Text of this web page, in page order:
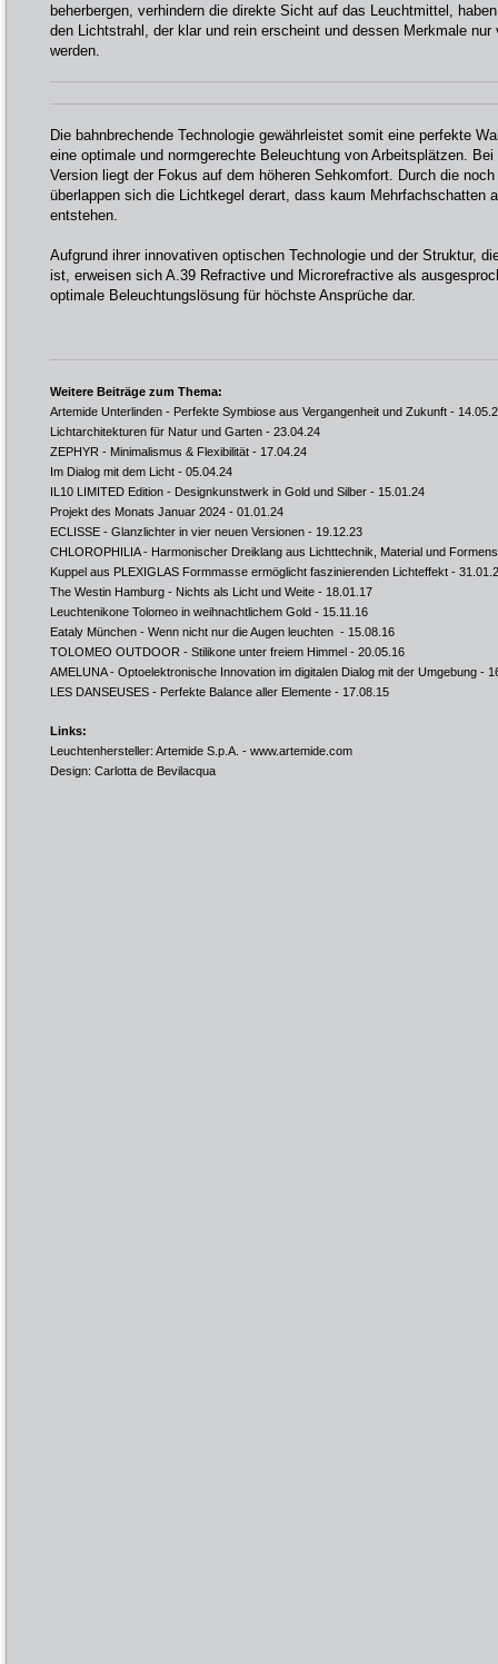
beherbergen, verhindern die direkte Sicht auf das Leuchtmittel,
den Lichtstrahl, der klar und rein erscheint und dessen Merkmale
werden.
Die bahnbrechende Technologie gewährleistet somit eine perfekte
eine optimale und normgerechte Beleuchtung von Arbeitsplätzen.
Version liegt der Fokus auf dem höheren Sehkomfort. Durch die
überlappen sich die Lichtkegel derart, dass kaum Mehrfachschatten
entstehen.
Aufgrund ihrer innovativen optischen Technologie und der Struktur,
ist, erweisen sich A.39 Refractive und Microrefractive als
optimale Beleuchtungslösung für höchste Ansprüche dar.
Weitere Beiträge zum Thema:
Artemide Unterlinden - Perfekte Symbiose aus Vergangenheit und Zukunft -
Lichtarchitekturen für Natur und Garten - 23.04.24
ZEPHYR - Minimalismus & Flexibilität - 17.04.24
Im Dialog mit dem Licht - 05.04.24
IL10 LIMITED Edition - Designkunstwerk in Gold und Silber - 15.01.24
Projekt des Monats Januar 2024 - 01.01.24
ECLISSE - Glanzlichter in vier neuen Versionen - 19.12.23
CHLOROPHILIA - Harmonischer Dreiklang aus Lichttechnik, Material und
Kuppel aus PLEXIGLAS Formmasse ermöglicht faszinierenden Lichteffekt -
The Westin Hamburg - Nichts als Licht und Weite - 18.01.17
Leuchtenikone Tolomeo in weihnachtlichem Gold - 15.11.16
Eataly München - Wenn nicht nur die Augen leuchten - 15.08.16
TOLOMEO OUTDOOR - Stilikone unter freiem Himmel - 20.05.16
AMELUNA - Optoelektronische Innovation im digitalen Dialog mit der Umgebung -
LES DANSEUSES - Perfekte Balance aller Elemente - 17.08.15
Links:
Leuchtenhersteller: Artemide S.p.A. - www.artemide.com
Design: Carlotta de Bevilacqua